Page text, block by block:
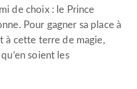
de choix : le Prince
Pour gagner sa place à
à cette terre de magie,
soient les